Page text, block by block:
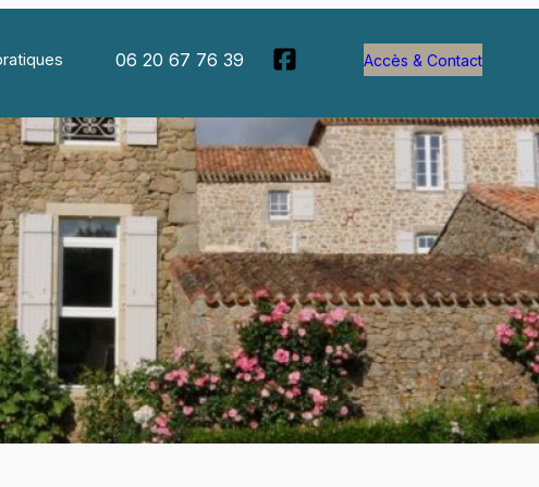
06 20 67 76 39 Accès & Contact